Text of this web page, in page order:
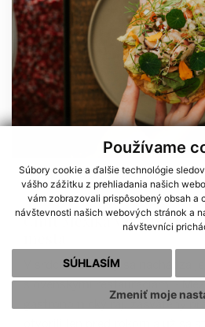
Používame
Súbory cookie a ďalšie technológie
vášho zážitku z prehliadania našich
vám zobrazovali prispôsobený obsah a
návštevnosti našich webových stránok a
návštevníci
SÚHLASÍM
Zmeniť moje
AREÁL
Chuť Mexika v centre
V srdci Bratislavy sa nachádza
slovenskými reštauráciami -
gastronomický raj, zasvätený